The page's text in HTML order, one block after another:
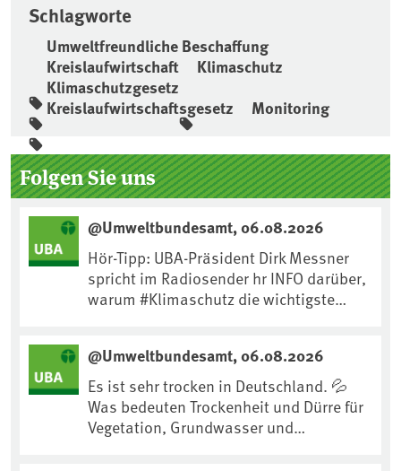
Schlagworte
Umweltfreundliche Beschaffung
Kreislaufwirtschaft
Klimaschutz
Klimaschutzgesetz
Kreislaufwirtschaftsgesetz
Monitoring
Seitenleiste
Folgen Sie uns
@Umweltbundesamt, 06.08.2026
Hör-Tipp: UBA-Präsident Dirk Messner
spricht im Radiosender hr INFO darüber,
warum #Klimaschutz die wichtigste
https://www.ardsounds.de/episode/urn
:ard:episode:0e7cf1c4b819c26d/
@Umweltbundesamt, 06.08.2026
Es ist sehr trocken in Deutschland. 💦
Was bedeuten Trockenheit und Dürre für
Vegetation, Grundwasser und